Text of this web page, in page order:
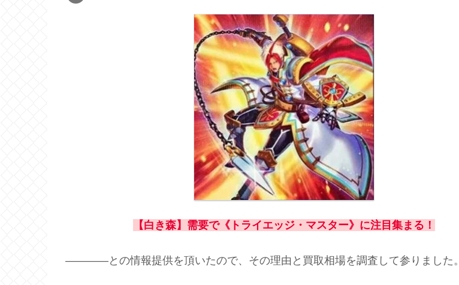
【白き森】需要で《トライエッジ・マスター》に注目集まる！
――――との情報提供を頂いたので、その理由と買取相場を調査して参りました。